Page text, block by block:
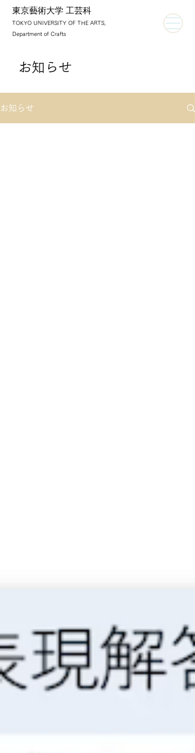
東京藝術大学 工芸科
TOKYO UNIVERSITY OF THE ARTS,
Department of Crafts
​お知らせ
お知らせ